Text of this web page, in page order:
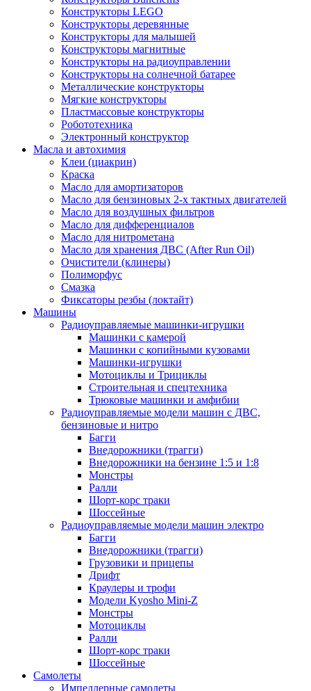
Конструкторы LEGO
Конструкторы деревянные
Конструкторы для малышей
Конструкторы магнитные
Конструкторы на радиоуправлении
Конструкторы на солнечной батарее
Металлические конструкторы
Мягкие конструкторы
Пластмассовые конструкторы
Робототехника
Электронный конструктор
Масла и автохимия
Клеи (циакрин)
Краска
Масло для амортизаторов
Масло для бензиновых 2-х тактных двигателей
Масло для воздушных фильтров
Масло для дифференциалов
Масло для нитрометана
Масло для хранения ДВС (After Run Oil)
Очистители (клинеры)
Полиморфус
Смазка
Фиксаторы резбы (локтайт)
Машины
Радиоуправляемые машинки-игрушки
Машинки с камерой
Машинки с копийными кузовами
Машинки-игрушки
Мотоциклы и Трициклы
Строительная и спецтехника
Трюковые машинки и амфибии
Радиоуправляемые модели машин с ДВС,
бензиновые и нитро
Багги
Внедорожники (трагги)
Внедорожники на бензине 1:5 и 1:8
Монстры
Ралли
Шорт-корс траки
Шоссейные
Радиоуправляемые модели машин электро
Багги
Внедорожники (трагги)
Грузовики и прицепы
Дрифт
Краулеры и трофи
Модели Kyosho Mini-Z
Монстры
Мотоциклы
Ралли
Шорт-корс траки
Шоссейные
Самолеты
Импеллерные самолеты